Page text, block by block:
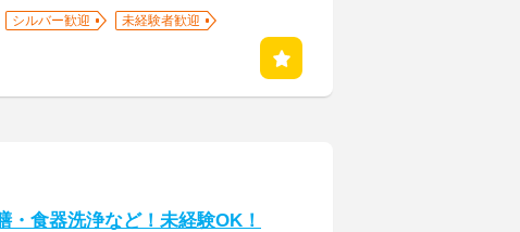
シルバー歓迎
未経験者歓迎
・食器洗浄など！未経験OK！